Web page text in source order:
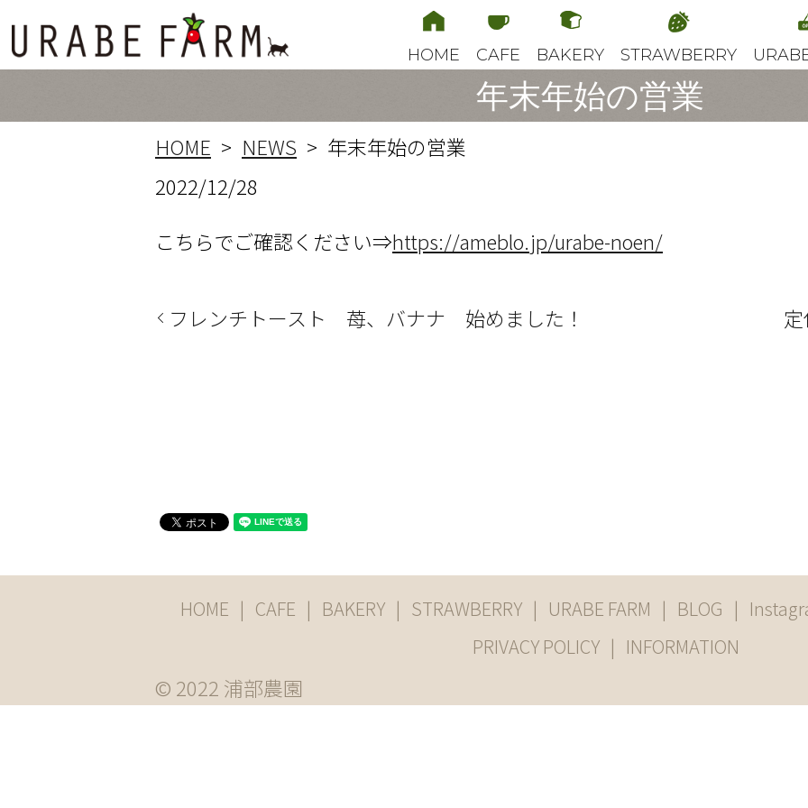
HOME CAFE BAKERY STRAWBERRY
年末年始の営業
HOME NEWS
年末年始の営業
2022/12/28
こちらでご確認ください⇒https://ameblo.jp/urabe-noen/
フレンチトースト 苺、バナナ 始めました！
HOME CAFE BAKERY STRAWBERRY URABE FARM BLOG
PRIVACY POLICY
INFORMATION
© 2022 浦部農園